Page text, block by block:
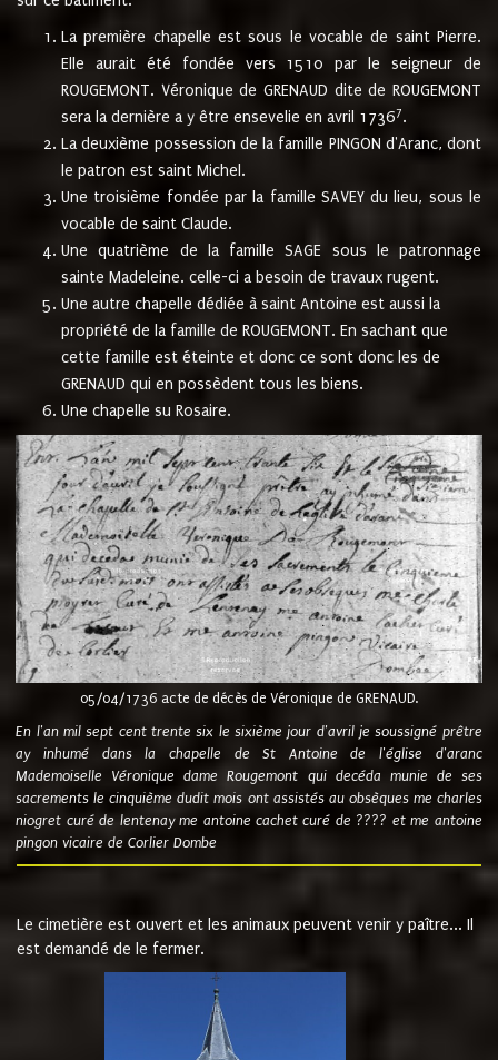
La première chapelle est sous le vocable de saint Pierre.
Elle aurait été fondée vers 1510 par le seigneur de
ROUGEMONT. Véronique de GRENAUD dite de ROUGEMONT
sera la dernière a y être ensevelie en avril 17367.
La deuxième possession de la famille PINGON d'Aranc, dont
le patron est saint Michel.
Une troisième fondée par la famille SAVEY du lieu, sous le
vocable de saint Claude.
Une quatrième de la famille SAGE sous le patronnage
sainte Madeleine. celle-ci a besoin de travaux rugent.
Une autre chapelle dédiée à saint Antoine est aussi la
propriété de la famille de ROUGEMONT. En sachant que
cette famille est éteinte et donc ce sont donc les de
GRENAUD qui en possèdent tous les biens.
Une chapelle su Rosaire.
05/04/1736 acte de décès de Véronique de GRENAUD.
En l'an mil sept cent trente six le sixième jour d'avril je soussigné prêtre
ay inhumé dans la chapelle de St Antoine de l'église d'aranc
Mademoiselle Véronique dame Rougemont qui decéda munie de ses
sacrements le cinquième dudit mois ont assistés au obsèques me charles
niogret curé de lentenay me antoine cachet curé de ???? et me antoine
pingon vicaire de Corlier Dombe
Le cimetière est ouvert et les animaux peuvent venir y paître... Il
est demandé de le fermer.